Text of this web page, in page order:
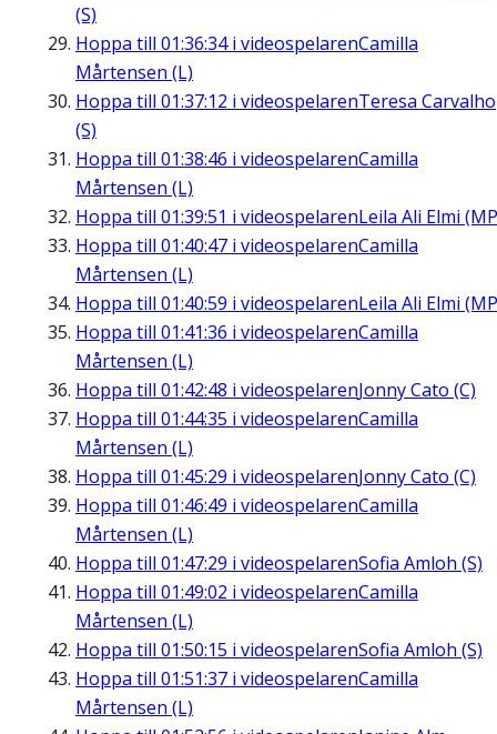
(S)
Hoppa till 01:36:34i videospelarenCamilla
Mårtensen (L)
Hoppa till 01:37:12 i videospelarenTeresa Carvalho
(S)
Hoppa till 01:38:46 i videospelarenCamilla
Mårtensen (L)
Hoppa till 01:39:51 i videospelarenLeila Ali Elmi
Hoppa till 01:40:47 i videospelarenCamilla
Mårtensen (L)
Hoppa till 01:40:59 i videospelarenLeila Ali Elmi
Hoppa till 01:41:36 i videospelarenCamilla
Mårtensen (L)
Hoppa till 01:42:48 i videospelarenJonny Cato (C)
Hoppa till 01:44:35 i videospelarenCamilla
Mårtensen (L)
Hoppa till 01:45:29 i videospelarenJonny Cato (C)
Hoppa till 01:46:49 i videospelarenCamilla
Mårtensen (L)
Hoppa till 01:47:29 i videospelarenSofia Amloh (S)
Hoppa till 01:49:02 i videospelarenCamilla
Mårtensen (L)
Hoppa till 01:50:15 i videospelarenSofia Amloh (S)
Hoppa till 01:51:37 i videospelarenCamilla
Mårtensen (L)